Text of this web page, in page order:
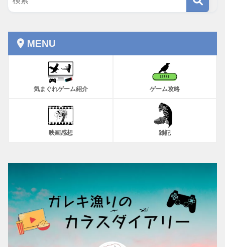
MENU
気まぐれゲーム紹介 ゲーム攻略
映画感想 雑記